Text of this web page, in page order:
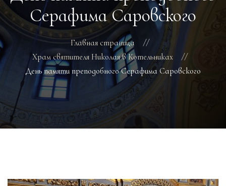
НОВОСТИ
ОБЪЯВЛЕНИЯ
ГАЛЕРЕЯ
КОНТАКТЫ
Серафима Саровского
Главная страница
Храм святителя Николая в Котельниках
День памяти преподобного Серафима Саровского